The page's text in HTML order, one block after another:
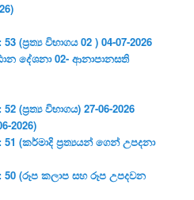
විභාගය 02 ) 04-07-2026
දේශනා 02- ආනාපානසති
විභාගය) 27-06-2026
2026)
(කර්මාදි ප්‍ර‍ත්‍යයන් ගෙන් උපදනා
(රූප කලාප සහ රූප උපදවන